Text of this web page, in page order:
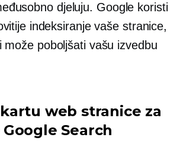
djeluju. Google koristi
indeksiranje vaše stranice,
može poboljšati vašu izvedbu
web stranice za
Search